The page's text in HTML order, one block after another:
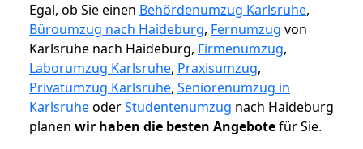
Egal, ob Sie einen Behördenumzug Karlsruhe,
Büroumzug nach Haideburg, Fernumzug von
Karlsruhe nach Haideburg, Firmenumzug,
Laborumzug Karlsruhe, Praxisumzug,
Privatumzug Karlsruhe, Seniorenumzug in
KarlsruheoderStudentenumzug nach Haideburg
planen wir haben die besten Angebotefür Sie.